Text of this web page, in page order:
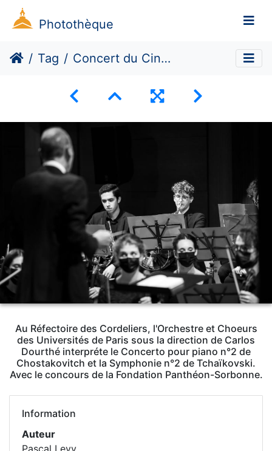
Photothèque
Tag Concert du Cinquantenaire
Au Réfectoire des Cordeliers, l'Orchestre et Choeurs
des Universités de Paris sous la direction de Carlos
Dourthé interpréte le Concerto pour piano n°2 de
Chostakovitch et la Symphonie n°2 de Tchaïkovski.
Avec le concours de la Fondation Panthéon-Sorbonne.
Information
Auteur
Pascal Levy